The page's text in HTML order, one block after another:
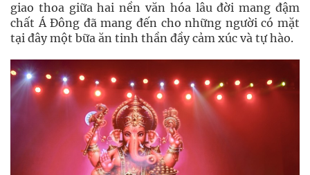
giao thoa giữa hai nền văn hóa lâu đời mang đậm
chất Á Đông đã mang đến cho những người có mặt
tại đây một bữa ăn tinh thần đầy cảm xúc và tự hào.